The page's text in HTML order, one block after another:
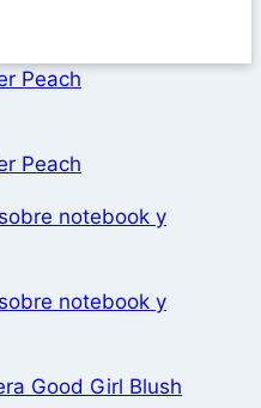
Peach
Peach
notebook y
notebook y
Good Girl Blush